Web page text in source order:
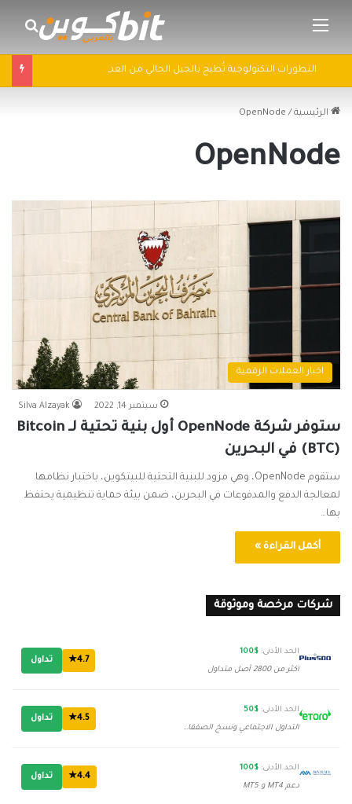
القائمة
الرئيسية /
OpenNode
OpenNode
اخبار العملات الرقمية
Silva Alzayak سبتمبر 14, 2022
ستوفر شركة OpenNode أول بنية تحتية لـ Bitcoin
(BTC) في البحرين
ستقوم OpenNode، وهي مزود للبنية التحتية للبيتكوين، باختبار نظامها
لمعالجة الدفع والمدفوعات في البحرين، ضمن بيئة حماية تنظيمية يحتفظ
بها…
أكمل القراءة »
شركات مرخصة وموثوقة
الحد الأدنى: $100
أكثر من 2800 أصل متداول
4.7★ تداول
الحد الأدنى: $50
التداول الاجتماعي ونسخ الصفقات
4.5★ تداول
الحد الأدنى: $100
دعم MT4 و MT5
4.4★ تداول